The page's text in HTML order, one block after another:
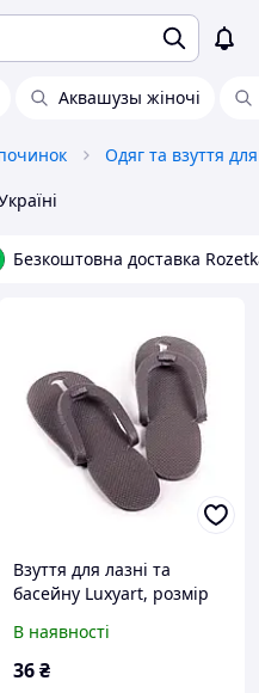
Аквашузы жіночі
Одяг та взуття
Безкоштовна доставка
Взуття для лазні та
басейну Luxyart, розмір
В наявності
36₴